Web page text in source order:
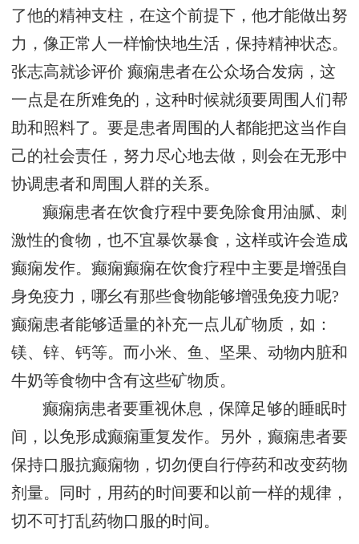
了他的精神支柱，在这个前提下，他才能做出努
力，像正常人一样愉快地生活，保持精神状态。
张志高就诊评价 癫痫患者在公众场合发病，这
一点是在所难免的，这种时候就须要周围人们帮
助和照料了。要是患者周围的人都能把这当作自
己的社会责任，努力尽心地去做，则会在无形中
协调患者和周围人群的关系。
癫痫患者在饮食疗程中要免除食用油腻、刺
激性的食物，也不宜暴饮暴食，这样或许会造成
癫痫发作。癫痫癫痫在饮食疗程中主要是增强自
身免疫力，哪幺有那些食物能够增强免疫力呢?
癫痫患者能够适量的补充一点儿矿物质，如：
镁、锌、钙等。而小米、鱼、坚果、动物内脏和
牛奶等食物中含有这些矿物质。
癫痫病患者要重视休息，保障足够的睡眠时
间，以免形成癫痫重复发作。另外，癫痫患者要
保持口服抗癫痫物，切勿便自行停药和改变药物
剂量。同时，用药的时间要和以前一样的规律，
切不可打乱药物口服的时间。